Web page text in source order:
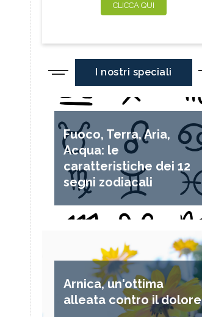
CLICCA QUI
I nostri speciali
Fuoco, Terra, Aria,
Acqua: le
caratteristiche dei 12
segni zodiacali
Arnica, un'ottima
alleata contro il dolore